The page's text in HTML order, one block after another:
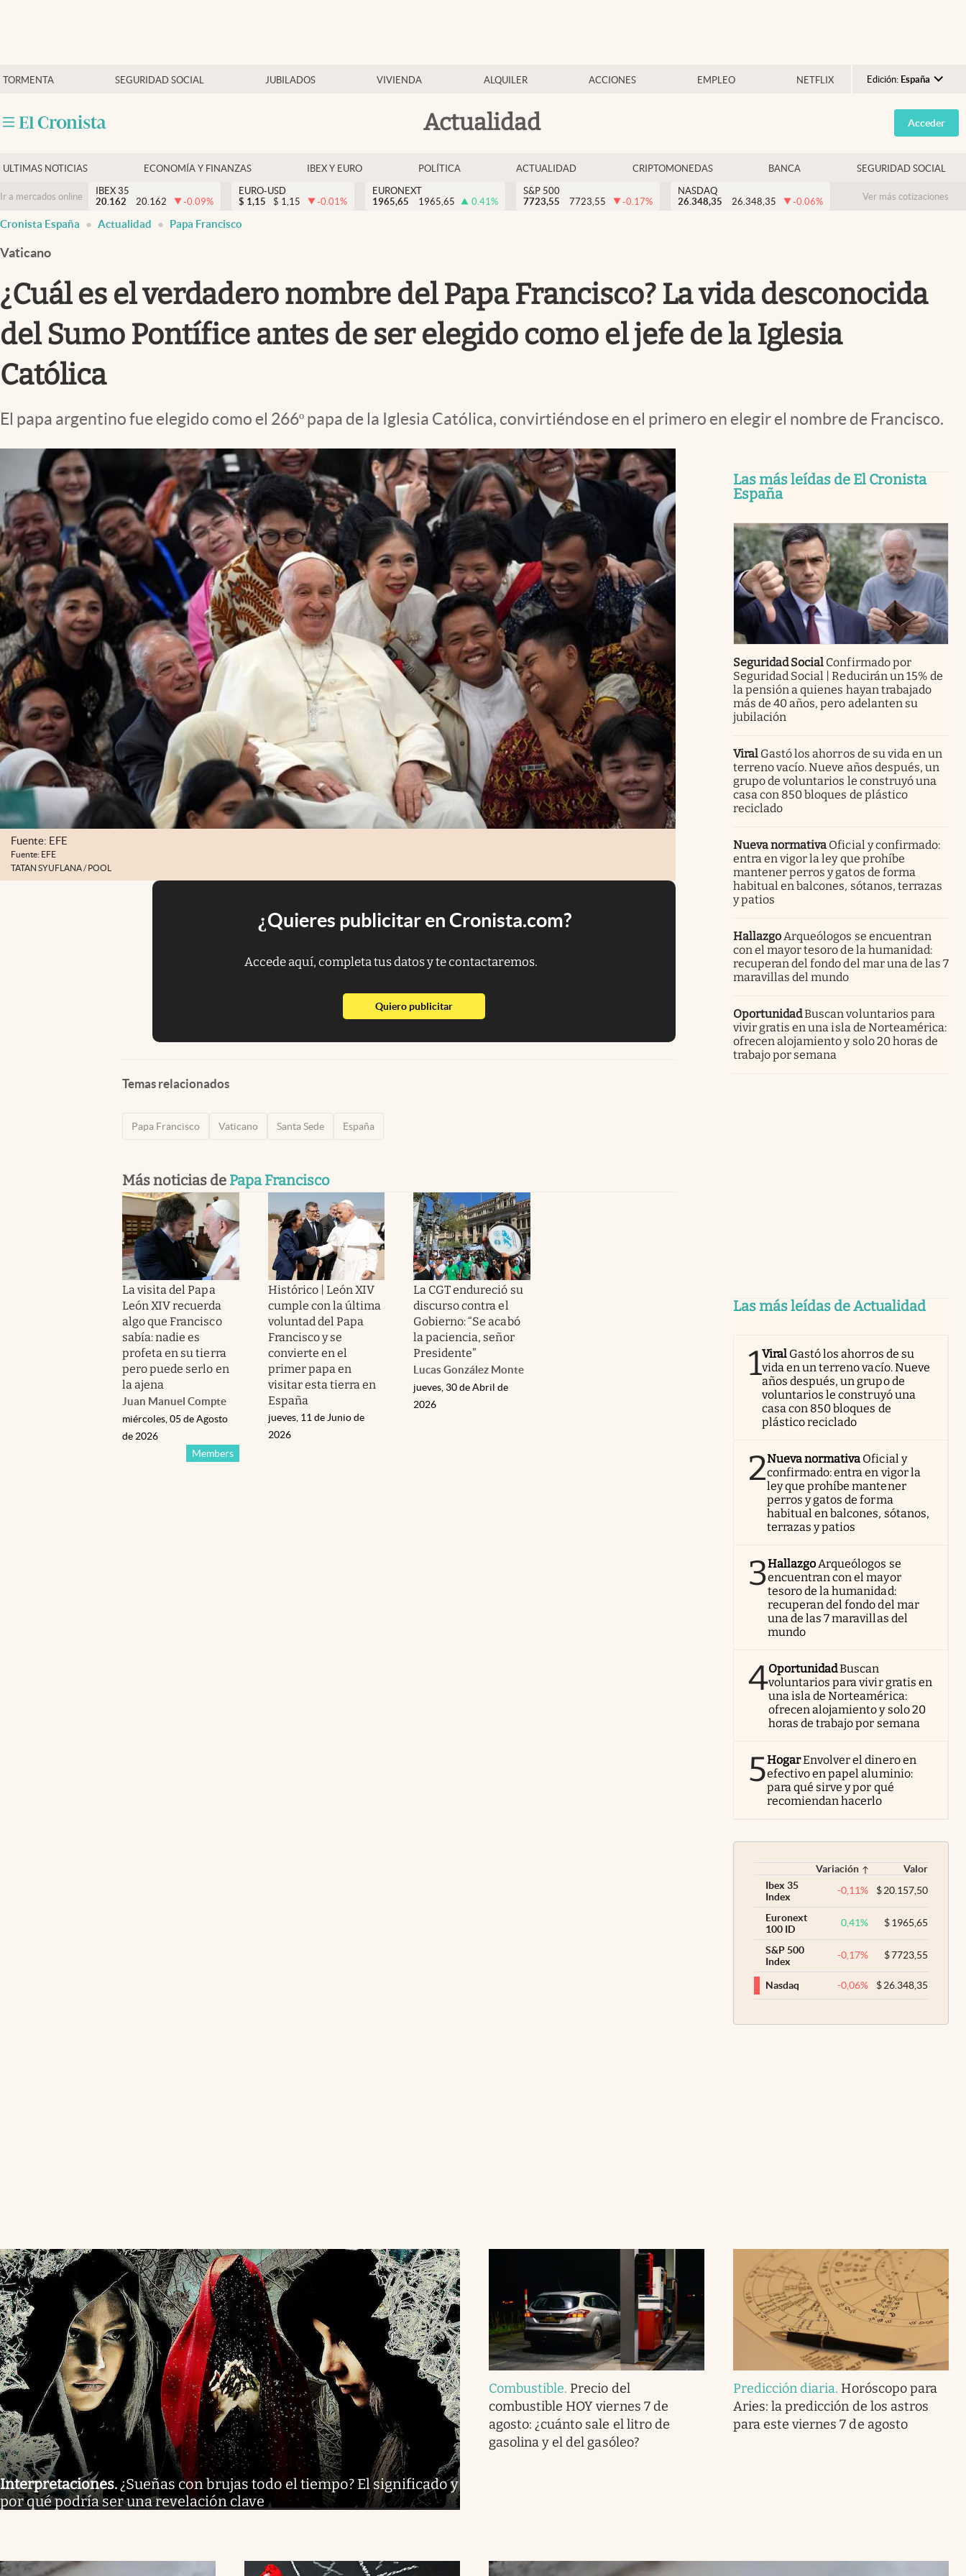
TORMENTA SEGURIDAD SOCIAL JUBILADOS VIVIENDA ALQUILER ACCIONES EMPLEO NETFLIX Edición: España
Argentina
España
USA
Colombia
Actualidad
Economía y finanzas
Criptomonedas
Acceder
ULTIMAS NOTICIAS ECONOMÍA Y FINANZAS IBEX Y EURO POLÍTICA ACTUALIDAD CRIPTOMONEDAS BANCA SEGURIDAD SOCIAL
Ir a mercados online
IBEX 35
20.162
20.162 -0.09%
EURO-USD
$ 1,15 $ 1,15 -0.01%
EURONEXT
1965,65
1965,65 0.41%
S&P 500
7723,55
7723,55 -0.17%
NASDAQ
26.348,35
26.348,35 -0.06% Ver más cotizaciones
Cronista España Actualidad Papa Francisco
Vaticano
¿Cuál es el verdadero nombre del Papa Francisco? La vida desconocida
del Sumo Pontífice antes de ser elegido como el jefe de la Iglesia
Católica
El papa argentino fue elegido como el 266º papa de la Iglesia Católica, convirtiéndose en el primero en elegir el nombre de Francisco.
Fuente: EFE
Fuente: EFE
TATAN SYUFLANA / POOL
¿Quieres publicitar en Cronista.com?
Accede aquí, completa tus datos y te contactaremos.
Quiero publicitarabre en nueva pestaña
Temas relacionados
Papa Francisco Vaticano Santa Sede España
Más noticias de Papa Francisco
La visita del Papa
León XIV recuerda
algo que Francisco
sabía: nadie es
profeta en su tierra
pero puede serlo en
la ajena
Juan Manuel Compte
Members
miércoles, 05 de Agosto
de 2026
Histórico | León XIV
cumple con la última
voluntad del Papa
Francisco y se
convierte en el
primer papa en
visitar esta tierra en
España
jueves, 11 de Junio de
2026
La CGT endureció su
discurso contra el
Gobierno: “Se acabó
la paciencia, señor
Presidente”
Lucas González Monte
jueves, 30 de Abril de
2026
Las más leídas de El Cronista
España
Seguridad Social Confirmado por
Seguridad Social | Reducirán un 15% de
la pensión a quienes hayan trabajado
más de 40 años, pero adelanten su
jubilación
Viral Gastó los ahorros de su vida en un
terreno vacío. Nueve años después, un
grupo de voluntarios le construyó una
casa con 850 bloques de plástico
reciclado
Nueva normativa Oficial y confirmado:
entra en vigor la ley que prohíbe
mantener perros y gatos de forma
habitual en balcones, sótanos, terrazas
y patios
HallazgoArqueólogos se encuentran
con el mayor tesoro de la humanidad:
recuperan del fondo del mar una de las 7
maravillas del mundo
OportunidadBuscan voluntarios para
vivir gratis en una isla de Norteamérica:
ofrecen alojamiento y solo 20 horas de
trabajo por semana
Las más leídas de Actualidad
1Viral Gastó los ahorros de su
vida en un terreno vacío. Nueve
años después, un grupo de
voluntarios le construyó una
casa con 850 bloques de
plástico reciclado
2Nueva normativa Oficial y
confirmado: entra en vigor la
ley que prohíbe mantener
perros y gatos de forma
habitual en balcones, sótanos,
terrazas y patios
3HallazgoArqueólogos se
encuentran con el mayor
tesoro de la humanidad:
recuperan del fondo del mar
una de las 7 maravillas del
mundo
4OportunidadBuscan
voluntarios para vivir gratis en
una isla de Norteamérica:
ofrecen alojamiento y solo 20
horas de trabajo por semana
5HogarEnvolver el dinero en
efectivo en papel aluminio:
para qué sirve y por qué
recomiendan hacerlo
Variación
Valor
Ibex 35
Index
-0,11% $20.157,50
Euronext
100 ID
0,41% $1965,65
S&P 500
Index
-0,17% $7723,55
Nasdaq -0,06% $26.348,35
Interpretaciones. ¿Sueñas con brujas todo el tiempo? El significado y
por qué podría ser una revelación clave
Combustible. Precio del
combustible HOY viernes 7 de
agosto: ¿cuánto sale el litro de
gasolina y el del gasóleo?
Predicción diaria. Horóscopo para
Aries: la predicción de los astros
para este viernes 7 de agosto